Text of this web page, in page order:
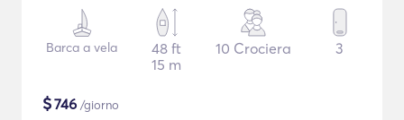
Barca a vela
48 ft
15 m
10 Crociera 3
$746 /giorno